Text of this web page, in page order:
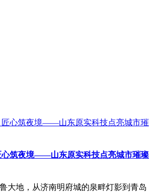
心筑夜境——山东原实科技点亮城市璀璨
大地，从济南明府城的泉畔灯影到青岛